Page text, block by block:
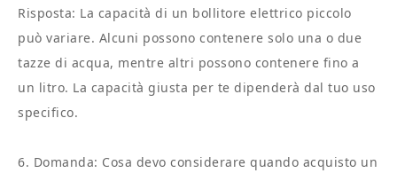
Risposta: La capacità di un bollitore elettrico piccolo
può variare. Alcuni possono contenere solo una o due
tazze di acqua, mentre altri possono contenere fino a
un litro. La capacità giusta per te dipenderà dal tuo uso
specifico.
6. Domanda: Cosa devo considerare quando acquisto un